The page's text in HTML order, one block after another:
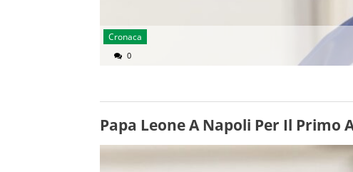
Cronaca
0
Papa Leone A Napoli Per Il